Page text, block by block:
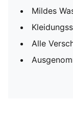
Mildes
Alle